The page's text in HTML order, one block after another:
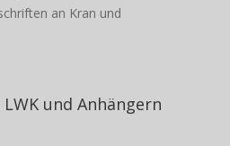
an Kran und
und Anhängern